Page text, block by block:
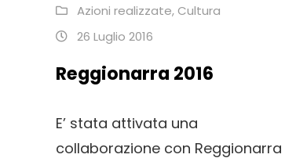
Azioni realizzate, Cultura
26 Luglio 2016
Reggionarra 2016
E’ stata attivata una
collaborazione con Reggionarra